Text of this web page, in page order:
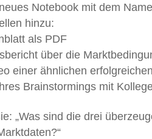
Notebook mit dem
hinzu:
als PDF
über die
einer ähnlichen
Brainstormings mit
„Was sind die drei